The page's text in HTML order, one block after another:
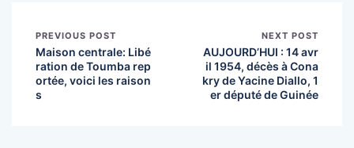
PREVIOUS POST
Maison centrale: Libé
ration de Toumba rep
ortée, voici les raison
s
NEXT POST
AUJOURD’HUI : 14 avr
il 1954, décès à Cona
kry de Yacine Diallo, 1
er député de Guinée